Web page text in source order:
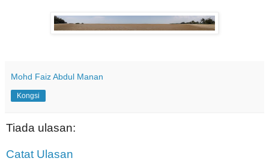
Mohd Faiz Abdul Manan
Kongsi
Tiada ulasan:
Catat Ulasan